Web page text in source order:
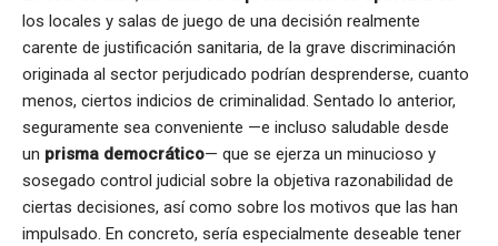
los locales y salas de juego de una decisión realmente
carente de justificación sanitaria, de la grave discriminación
originada al sector perjudicado podrían desprenderse, cuanto
menos, ciertos indicios de criminalidad. Sentado lo anterior,
seguramente sea conveniente —e incluso saludable desde
un prisma democrático— que se ejerza un minucioso y
sosegado control judicial sobre la objetiva razonabilidad de
ciertas decisiones, así como sobre los motivos que las han
impulsado. En concreto, sería especialmente deseable tener